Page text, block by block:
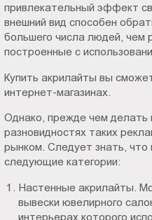
привлекательный эффект
внешний вид способен
большего числа людей, чем
построенные с
Купить акрилайты вы
интернет-магазинах.
Однако, прежде чем делать
разновидностях таких
рынком. Следует знать, что
следующие категории:
Настенные акрилайты.
вывески ювелирного
интерьерах которого
Пт.:
9.00-
Вс.:
выходной